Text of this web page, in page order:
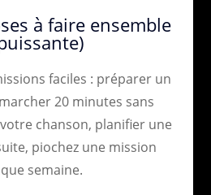
à faire ensemble
faciles : préparer un
20 minutes sans
chanson, planifier une
piochez une mission
semaine.